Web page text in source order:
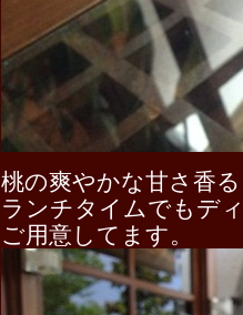
桃の爽やかな甘さ香
ランチタイムでもデ
ご用意してます。